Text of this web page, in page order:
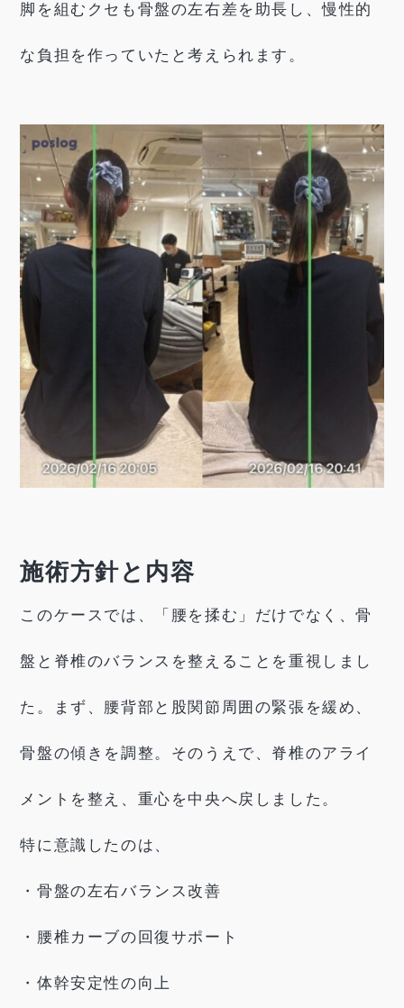
脚を組むクセも骨盤の左右差を助長し、慢性的
な負担を作っていたと考えられます。
施術方針と内容
このケースでは、「腰を揉む」だけでなく、骨
盤と脊椎のバランスを整えることを重視しまし
た。まず、腰背部と股関節周囲の緊張を緩め、
骨盤の傾きを調整。そのうえで、脊椎のアライ
メントを整え、重心を中央へ戻しました。
特に意識したのは、
・骨盤の左右バランス改善
・腰椎カーブの回復サポート
・体幹安定性の向上